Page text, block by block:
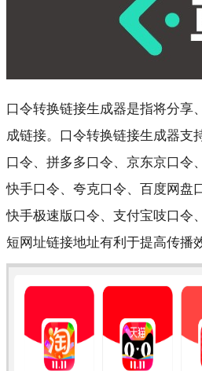
口令转换链接生成器是指将分享
成链接。口令转换链接生成器支
口令、拼多多口令、京东京口令
快手口令、夸克口令、百度网盘
快手极速版口令、支付宝吱口令
短网址链接地址有利于提高传播